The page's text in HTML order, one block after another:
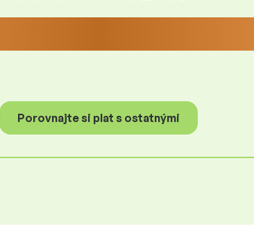
Porovnajte si plat s ostatnými